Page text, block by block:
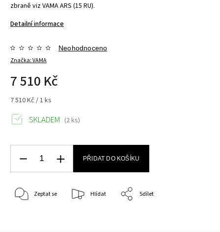
zbraně viz VAMA ARS (15 RU).
Detailní informace
Značka:VAMA
Neohodnoceno
7 510 Kč
7 510 Kč / 1 ks
SKLADEM (2 ks)
PŘIDAT DO KOŠÍKU
Zeptat se Hlídat Sdílet